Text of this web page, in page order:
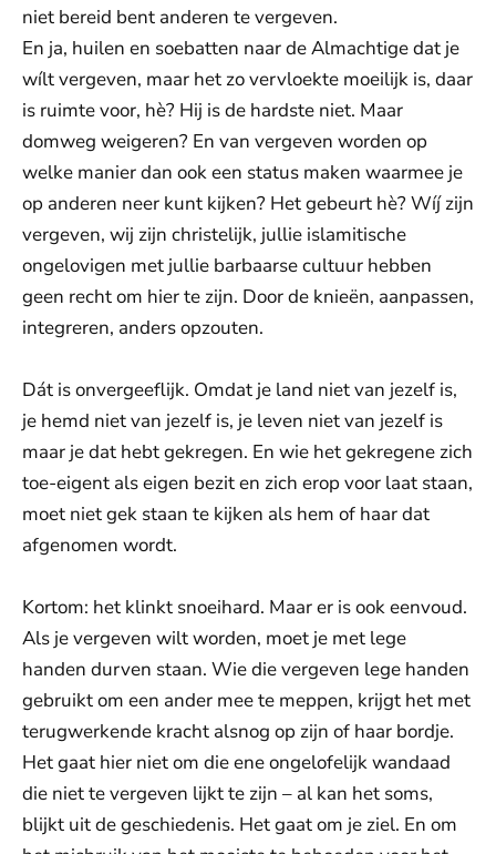
niet bereid bent anderen te vergeven.
En ja, huilen en soebatten naar de Almachtige dat je
wílt vergeven, maar het zo vervloekte moeilijk is, daar
is ruimte voor, hè? Hij is de hardste niet. Maar
domweg weigeren? En van vergeven worden op
welke manier dan ook een status maken waarmee je
op anderen neer kunt kijken? Het gebeurt hè? Wíj zijn
vergeven, wij zijn christelijk, jullie islamitische
ongelovigen met jullie barbaarse cultuur hebben
geen recht om hier te zijn. Door de knieën, aanpassen,
integreren, anders opzouten.
Dát is onvergeeflijk. Omdat je land niet van jezelf is,
je hemd niet van jezelf is, je leven niet van jezelf is
maar je dat hebt gekregen. En wie het gekregene zich
toe-eigent als eigen bezit en zich erop voor laat staan,
moet niet gek staan te kijken als hem of haar dat
afgenomen wordt.
Kortom: het klinkt snoeihard. Maar er is ook eenvoud.
Als je vergeven wilt worden, moet je met lege
handen durven staan. Wie die vergeven lege handen
gebruikt om een ander mee te meppen, krijgt het met
terugwerkende kracht alsnog op zijn of haar bordje.
Het gaat hier niet om die ene ongelofelijk wandaad
die niet te vergeven lijkt te zijn – al kan het soms,
blijkt uit de geschiedenis. Het gaat om je ziel. En om